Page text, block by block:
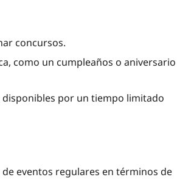
concursos.
como un cumpleaños o aniversario
por un tiempo limitado
eventos regulares en términos de